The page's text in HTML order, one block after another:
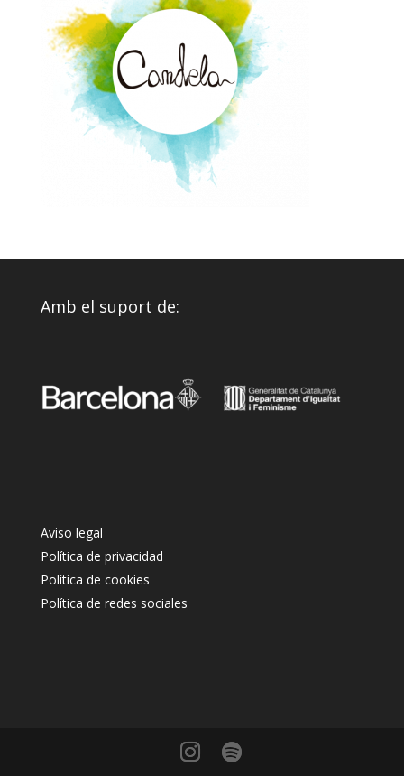
Amb el suport de:
Aviso legal
Política de privacidad
Política de cookies
Política de redes sociales